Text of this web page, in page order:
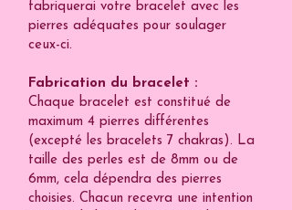
fabriquerai votre bracelet avec les
pierres adéquates pour soulager
ceux-ci.
Fabrication du bracelet :
Chaque bracelet est constitué de
maximum 4 pierres différentes
(excepté les bracelets 7 chakras). ​La
taille des perles est de 8mm ou de
6mm, cela dépendra des pierres
choisies. Chacun recevra une intention